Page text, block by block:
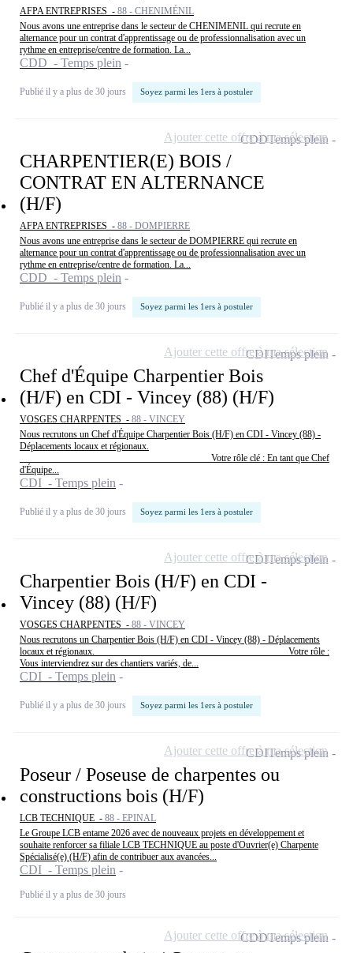
AFPA ENTREPRISES - 88 - CHENIMÉNIL
Nous avons une entreprise dans le secteur de CHENIMENIL qui recrute en
alternance pour un contrat d'apprentissage ou de professionnalisation avec un
rythme en entreprise/centre de formation. La...
CDD - Temps plein
Publié il y a plus de 30 jours Soyez parmi les 1ers à postuler
CHARPENTIER(E) BOIS /
CONTRAT EN ALTERNANCE
(H/F)
AFPA ENTREPRISES - 88 - DOMPIERRE
Nous avons une entreprise dans le secteur de DOMPIERRE qui recrute en
alternance pour un contrat d'apprentissage ou de professionnalisation avec un
rythme en entreprise/centre de formation. La...
CDD - Temps plein
Publié il y a plus de 30 jours Soyez parmi les 1ers à postuler
CDDTemps plein
Ajouter cette offre à ma sélection
Chef d'Équipe Charpentier Bois
(H/F) en CDI - Vincey (88) (H/F)
VOSGES CHARPENTES - 88 - VINCEY
Nous recrutons un Chef d'Équipe Charpentier Bois (H/F) en CDI - Vincey (88) -
Déplacements locaux et régionaux.
________________________________________ Votre rôle clé : En tant que Chef
d'Équipe...
CDI - Temps plein
Publié il y a plus de 30 jours Soyez parmi les 1ers à postuler
CDITemps plein
Ajouter cette offre à ma sélection
Charpentier Bois (H/F) en CDI -
Vincey (88) (H/F)
VOSGES CHARPENTES - 88 - VINCEY
Nous recrutons un Charpentier Bois (H/F) en CDI - Vincey (88) - Déplacements
locaux et régionaux. ________________________________________ Votre rôle :
Vous interviendrez sur des chantiers variés, de...
CDI - Temps plein
Publié il y a plus de 30 jours Soyez parmi les 1ers à postuler
CDITemps plein
Ajouter cette offre à ma sélection
Poseur / Poseuse de charpentes ou
constructions bois (H/F)
LCB TECHNIQUE - 88 - EPINAL
Le Groupe LCB entame 2026 avec de nouveaux projets en développement et
souhaite renforcer sa filiale LCB TECHNIQUE au poste d'Ouvrier(e) Charpente
Spécialisé(e) (H/F) afin de contribuer aux avancées...
CDI - Temps plein
Publié il y a plus de 30 jours
CDITemps plein
Ajouter cette offre à ma sélection
CDDTemps plein
Ajouter cette offre à ma sélection